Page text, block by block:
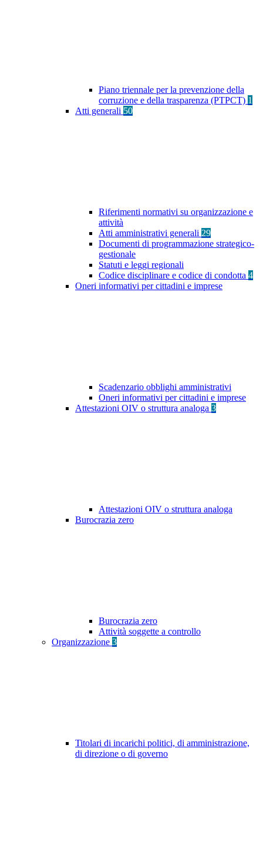
Piano triennale per la prevenzione della
corruzione e della trasparenza (PTPCT) 1
Atti generali 50
Riferimenti normativi su organizzazione e
attività
Atti amministrativi generali 29
Documenti di programmazione strategico-
gestionale
Statuti e leggi regionali
Codice disciplinare e codice di condotta 4
Oneri informativi per cittadini e imprese
Scadenzario obblighi amministrativi
Oneri informativi per cittadini e imprese
Attestazioni OIV o struttura analoga 3
Attestazioni OIV o struttura analoga
Burocrazia zero
Burocrazia zero
Attività soggette a controllo
Organizzazione 3
Titolari di incarichi politici, di amministrazione,
di direzione o di governo